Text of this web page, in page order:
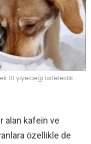
10 yiyeceği listeledik.
alan kafein ve
özellikle de